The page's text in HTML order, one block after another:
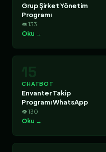
Grup Şirket Yönetim
Programı
👁 133
Oku →
15
CHATBOT
Envanter Takip
Programı WhatsApp
👁 130
Oku →